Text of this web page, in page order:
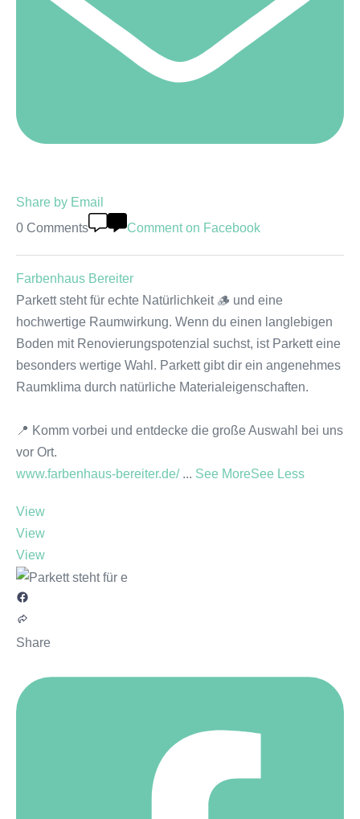
Share by Email
0 Comments
Comment on Facebook
Farbenhaus Bereiter
Parkett steht für echte Natürlichkeit 🪵 und eine
hochwertige Raumwirkung. Wenn du einen langlebigen
Boden mit Renovierungspotenzial suchst, ist Parkett eine
besonders wertige Wahl. Parkett gibt dir ein angenehmes
Raumklima durch natürliche Materialeigenschaften.
📍 Komm vorbei und entdecke die große Auswahl bei uns
vor Ort.
www.farbenhaus-bereiter.de/ ... See MoreSee Less
View
View
View
Share